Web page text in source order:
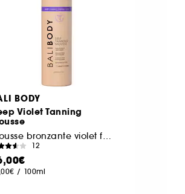
BODY
Violet Tanning
12
/ 100ml